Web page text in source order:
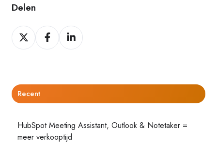
Delen
Delen
op
Delen
op
Delen
op
Recent
HubSpot Meeting Assistant, Outlook & Notetaker =
meer verkooptijd